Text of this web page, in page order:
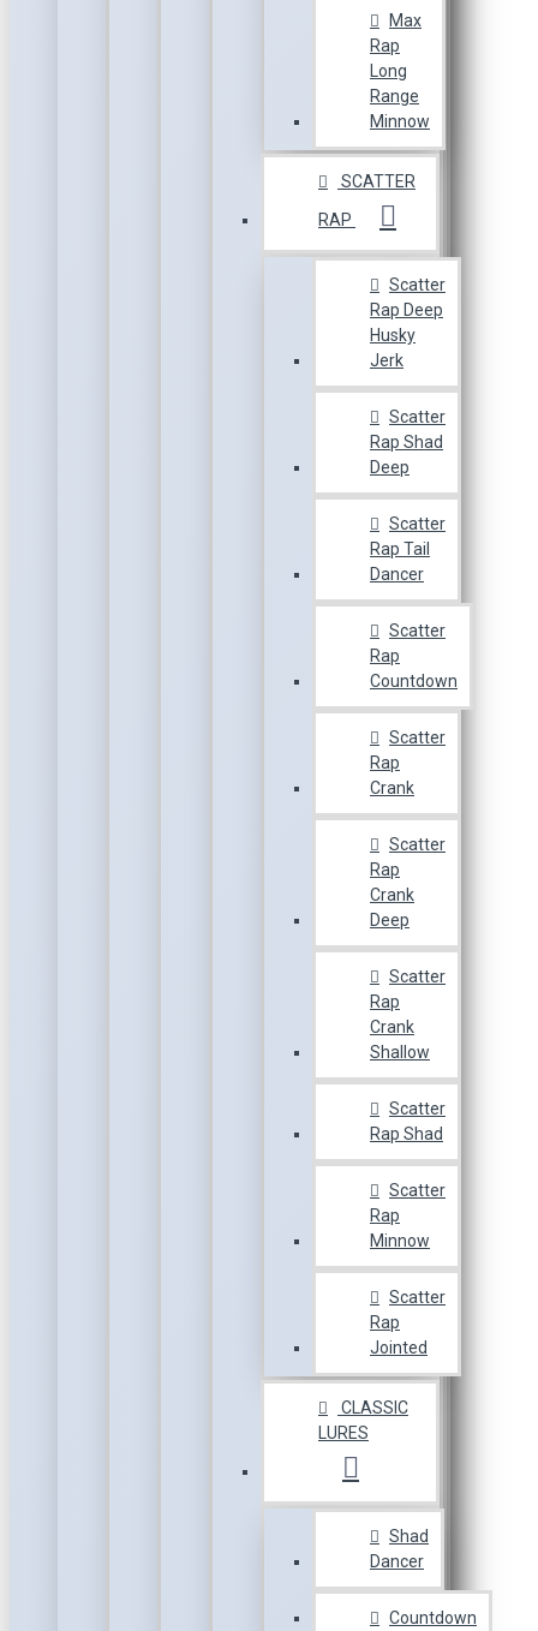
Max
Rap
Long
Range
Minnow
SCATTER
RAP
Scatter
Rap Deep
Husky
Jerk
Scatter
Rap Shad
Deep
Scatter
Rap Tail
Dancer
Scatter
Rap
Countdown
Scatter
Rap
Crank
Scatter
Rap
Crank
Deep
Scatter
Rap
Crank
Shallow
Scatter
Rap Shad
Scatter
Rap
Minnow
Scatter
Rap
Jointed
CLASSIC
LURES
Shad
Dancer
Countdown